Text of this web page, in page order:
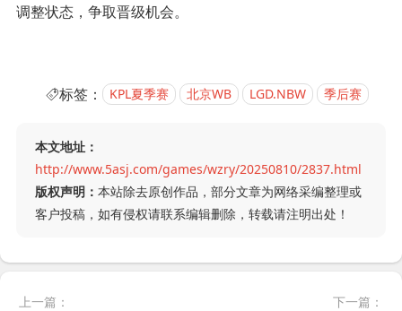
调整状态，争取晋级机会。
标签： KPL夏季赛 北京WB LGD.NBW 季后赛
本文地址：
http://www.5asj.com/games/wzry/20250810/2837.html
版权声明： 本站除去原创作品，部分文章为网络采编整理或
客户投稿，如有侵权请联系编辑删除，转载请注明出处！
上一篇： 下一篇：